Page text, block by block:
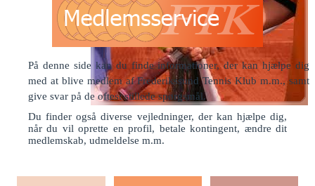
På denne side kan du finde informationer, der kan hjælpe dig
med at blive medlem af Frederikssund Tennis Klub m.m., samt
give svar på de oftest stillede spørgsmål.
Du finder også diverse vejledninger, der kan hjælpe dig,
når du vil oprette en profil, betale kontingent, ændre dit
medlemskab, udmeldelse m.m.